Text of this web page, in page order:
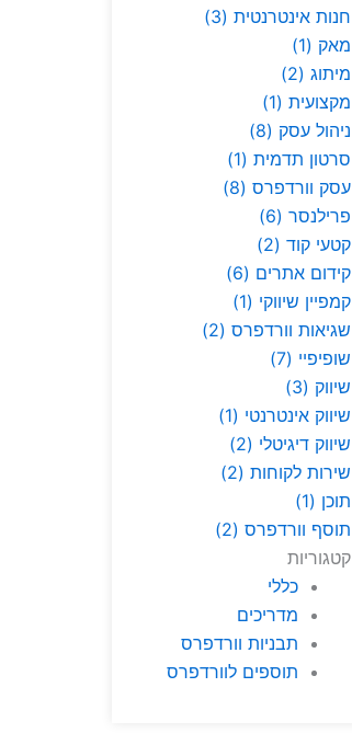
חנות אינטרנטית (3)
מאק (1)
מיתוג (2)
מקצועית (1)
ניהול עסק (8)
סרטון תדמית (1)
עסק וורדפרס (8)
פרילנסר (6)
קטעי קוד (2)
קידום אתרים (6)
קמפיין שיווקי (1)
שגיאות וורדפרס (2)
שופיפיי (7)
שיווק (3)
שיווק אינטרנטי (1)
שיווק דיגיטלי (2)
שירות לקוחות (2)
תוכן (1)
תוסף וורדפרס (2)
קטגוריות
כללי
מדריכים
תבניות וורדפרס
תוספים לוורדפרס